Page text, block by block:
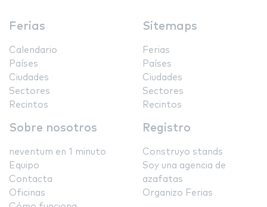
Ferias
Calendario
Países
Ciudades
Sectores
Recintos
Sitemaps
Ferias
Países
Ciudades
Sectores
Recintos
Sobre nosotros
neventum en 1 minuto
Equipo
Contacta
Oficinas
Registro
Construyo stands
Soy una agencia de
azafatas
Organizo Ferias